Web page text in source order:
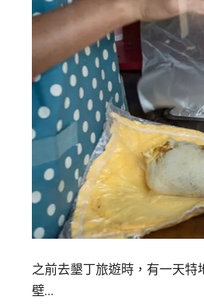
之前去墾丁旅遊時，有一天
壁…